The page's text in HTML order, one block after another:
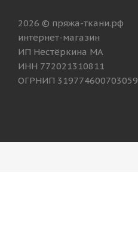
2026 © пряжа-ткани.рф
интернет-магазин
ИП Нестёркина МА
ИНН 772021310811
ОГРНИП 319774600703059